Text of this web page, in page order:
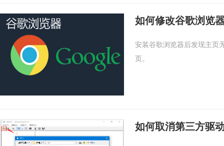
如何修改谷歌浏览
安装谷歌浏览器后发现主页
页。
如何取消第三方驱